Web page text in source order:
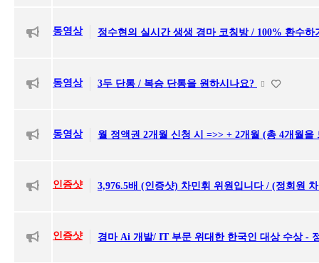
동영상 정수현의 실시간 생생 경마 코칭방 / 100% 환수
동영상 3두 단통 / 복승 단통을 원하시나요?
동영상 월 정액권 2개월 신청 시 =>> + 2개월 (총 4개월
인증샷 3,976.5배 (인증샷) 차민휘 위원입니다 / (정회원
인증샷 경마 Ai 개발/ IT 부문 위대한 한국인 대상 수상 -